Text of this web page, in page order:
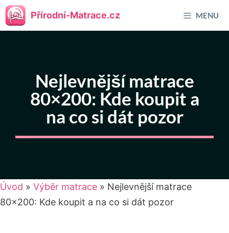
Přeskočit
na
Přírodní-Matrace.cz MENU
Nejlevnější matrace
80×200: Kde koupit a
na co si dát pozor
Úvod » Výběr matrace » Nejlevnější matrace
80×200: Kde koupit a na co si dát pozor